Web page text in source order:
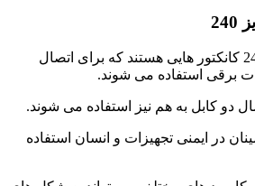
سایز 240 کانکتور‌ هایی هستند که برای اتصال
برقی استفاده می شوند.
دو کابل به هم نیز استفاده می شوند.
در ایمنی تجهیزات و انسان استفاده